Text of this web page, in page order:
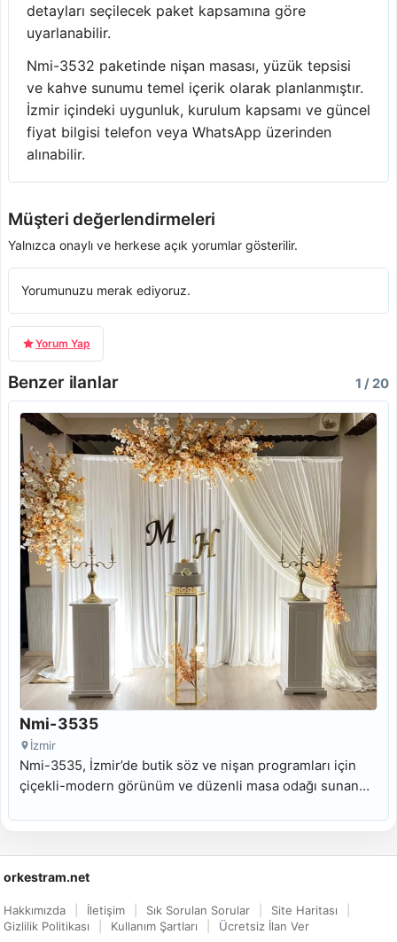
detayları seçilecek paket kapsamına göre
uyarlanabilir.
Nmi-3532 paketinde nişan masası, yüzük tepsisi
ve kahve sunumu temel içerik olarak planlanmıştır.
İzmir içindeki uygunluk, kurulum kapsamı ve güncel
fiyat bilgisi telefon veya WhatsApp üzerinden
alınabilir.
Müşteri değerlendirmeleri
Yalnızca onaylı ve herkese açık yorumlar gösterilir.
Yorumunuzu merak ediyoruz.
Yorum Yap
Benzer ilanlar 1 / 20
Nmi-3535
İzmir
Nmi-3535, İzmir’de butik söz ve nişan programları için
çiçekli-modern görünüm ve düzenli masa odağı sunan
orkestram.net
Hakkımızda İletişim Sık Sorulan Sorular
Site Haritası
Gizlilik Politikası
Kullanım Şartları Ücretsiz İlan Ver